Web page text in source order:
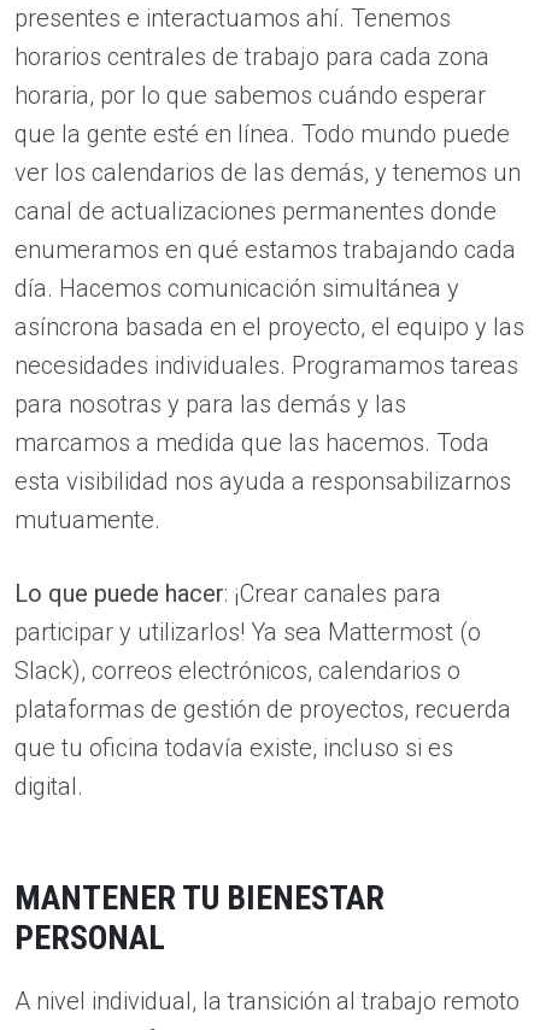
presentes e interactuamos ahí. Tenemos
horarios centrales de trabajo para cada zona
horaria, por lo que sabemos cuándo esperar
que la gente esté en línea. Todo mundo puede
ver los calendarios de las demás, y tenemos un
canal de actualizaciones permanentes donde
enumeramos en qué estamos trabajando cada
día. Hacemos comunicación simultánea y
asíncrona basada en el proyecto, el equipo y las
necesidades individuales. Programamos tareas
para nosotras y para las demás y las
marcamos a medida que las hacemos. Toda
esta visibilidad nos ayuda a responsabilizarnos
mutuamente.
Lo que puede hacer: ¡Crear canales para
participar y utilizarlos! Ya sea Mattermost (o
Slack), correos electrónicos, calendarios o
plataformas de gestión de proyectos, recuerda
que tu oficina todavía existe, incluso si es
digital.
MANTENER TU BIENESTAR
PERSONAL
A nivel individual, la transición al trabajo remoto